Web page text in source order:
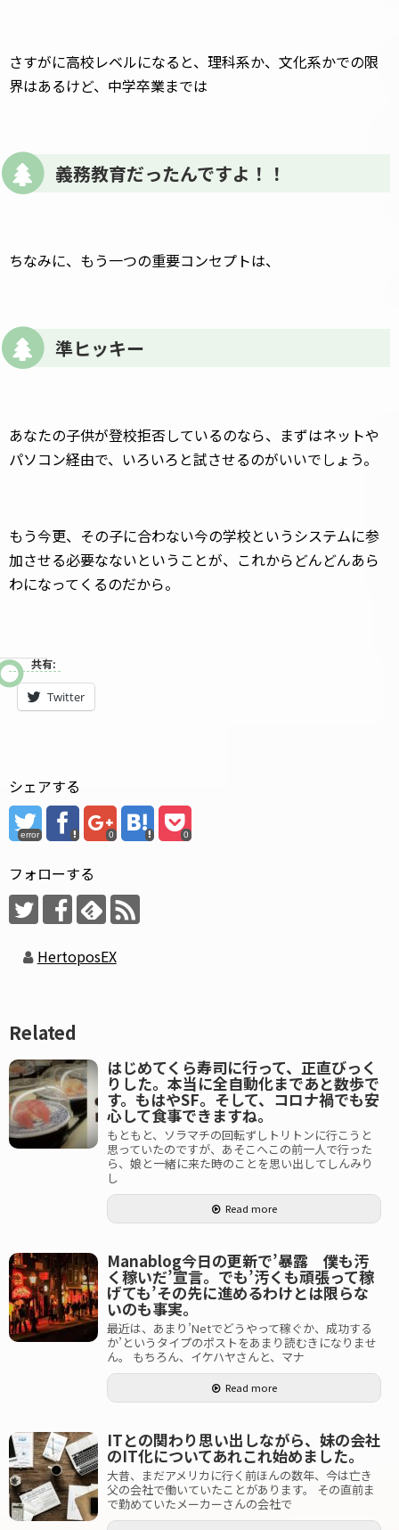
さすがに高校レベルになると、理科系か、文化系かでの限
界はあるけど、中学卒業までは
義務教育だったんですよ！！
ちなみに、もう一つの重要コンセプトは、
準ヒッキー
あなたの子供が登校拒否しているのなら、まずはネットや
パソコン経由で、いろいろと試させるのがいいでしょう。
もう今更、その子に合わない今の学校というシステムに参
加させる必要なないということが、これからどんどんあら
わになってくるのだから。
共有:
Twitter
シェアする
error 0 0
フォローする
HertoposEX
Related
はじめてくら寿司に行って、正直びっく
りした。本当に全自動化まであと数歩で
す。もはやSF。そして、コロナ禍でも安
心して食事できますね。
もともと、ソラマチの回転ずしトリトンに行こうと
思っていたのですが、あそこへこの前一人で行った
ら、娘と一緒に来た時のことを思い出してしんみり
し
Read more
Manablog今日の更新で’暴露 僕も汚
く稼いだ’宣言。でも’汚くも頑張って稼
げても’その先に進めるわけとは限らな
いのも事実。
最近は、あまり’Netでどうやって稼ぐか、成功する
か’というタイプのポストをあまり読むきになりませ
ん。 もちろん、イケハヤさんと、マナ
Read more
ITとの関わり思い出しながら、妹の会社
のIT化についてあれこれ始めました。
大昔、まだアメリカに行く前ほんの数年、今は亡き
父の会社で働いていたことがあります。 その直前ま
で勤めていたメーカーさんの会社で